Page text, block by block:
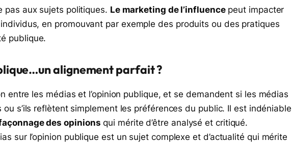
pas aux sujets politiques. Le marketing de l’influencepeut impacter
en promouvant par exemple des produits ou des pratiques
publique.
alignement parfait ?
entre les médias et l’opinion publique, et se demandent si les médias
s’ils reflètent simplement les préférences du public. Il est indéniable
des opinions qui mérite d’être analysé et critiqué.
sur l’opinion publique est un sujet complexe et d’actualité qui mérite